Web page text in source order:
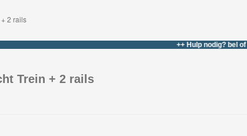
2 rails
++ Hulp nodig? bel of
Trein + 2 rails